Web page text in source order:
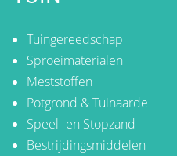
Tuingereedschap
Sproeimaterialen
Meststoffen
Potgrond & Tuinaarde
Speel- en Stopzand
Bestrijdingsmiddelen